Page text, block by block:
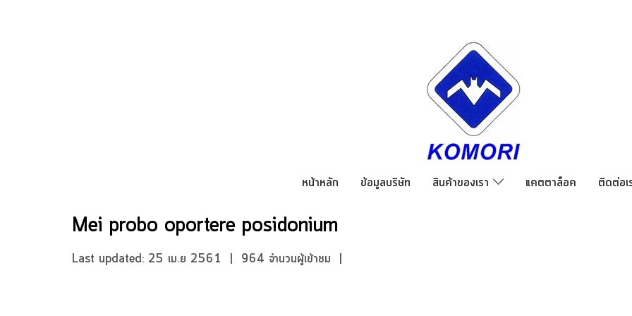
หน้าหลัก ข้อมูลบริษัท สินค้าของเรา แคตตาล็อค ติดต่อเ
Mei probo oportere posidonium
Last updated: 25 เม.ย 2561 | 964 จำนวนผู้เข้าชม |